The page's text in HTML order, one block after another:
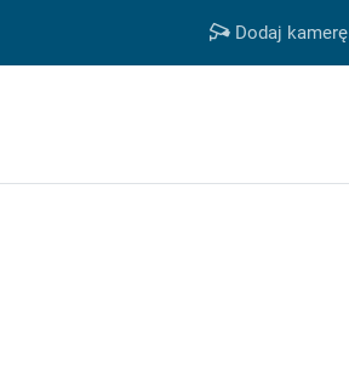
Dodaj kamerę